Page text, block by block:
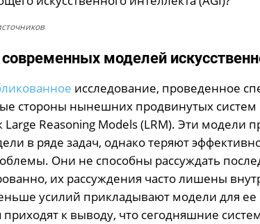
моделей
исследование, проведенное
стороны нынешних продвинутых систем
Large Reasoning Models (LRM). Эти модели
в ряде задач, однако теряют
Они не способны рассуждать
их рассуждения часто лишены
усилий прикладывают модели для
приходят к выводу, что сегодняшние